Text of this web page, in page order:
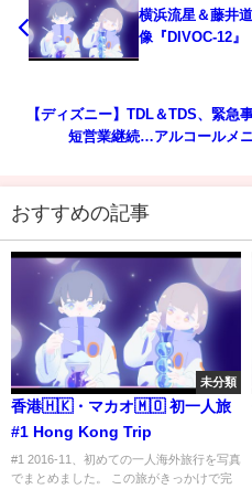
横浜流星＆藤井
像『DIVOC-12』
【ディズニー】TDL＆TDS、緊急
短営業継続…アルコールメ
おすすめの記事
未分類
香港🇭🇰・マカオ🇲🇴 初一人旅
#1 Hong Kong Trip
#1 2016-11、初めての一人海外旅行を写真
でまとめました。 この旅がきっかけで完